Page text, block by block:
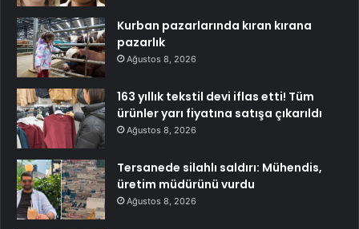
Kurban pazarlarında kıran kırana
pazarlık
Ağustos 8, 2026
163 yıllık tekstil devi iflas etti! Tüm
ürünler yarı fiyatına satışa çıkarıldı
Ağustos 8, 2026
Tersanede silahlı saldırı: Mühendis,
üretim müdürünü vurdu
Ağustos 8, 2026